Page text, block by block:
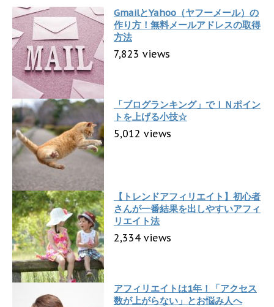
GmailとYahoo（ヤフーメール）の
作り方！無料メールアドレスの取得
方法
7,823 views
「ブログランキング」でＩＮポイン
トを上げる小技☆
5,012 views
【トレンドアフィリエイト】初心者
さんが一番結果を出しやすいアフィ
リエイト法
2,334 views
アフィリエイトは1年！「アクセス
数が上がらない」とお悩み人へ